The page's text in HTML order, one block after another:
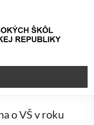
o VŠ v roku